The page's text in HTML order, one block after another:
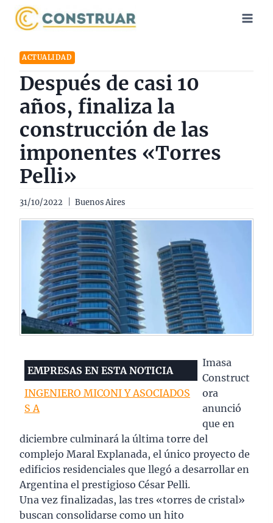
Saltar
ACTUALIDAD
Después de casi 10
años, finaliza la
construcción de las
imponentes «Torres
Pelli»
31/10/2022 Buenos Aires
EMPRESAS EN ESTA NOTICIA
INGENIERO MICONI Y ASOCIADOS
S A
Imasa
Construct
ora
anunció
que en
diciembre culminará la última torre del
complejo Maral Explanada, el único proyecto de
edificios residenciales que llegó a desarrollar en
Argentina el prestigioso César Pelli.
Una vez finalizadas, las tres «torres de cristal»
buscan consolidarse como un hito